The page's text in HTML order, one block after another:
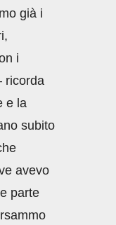
già i
i
ricorda
e la
subito
avevo
parte